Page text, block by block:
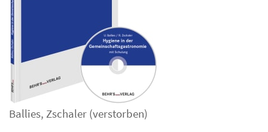
Ballies, Zschaler (verstorben)